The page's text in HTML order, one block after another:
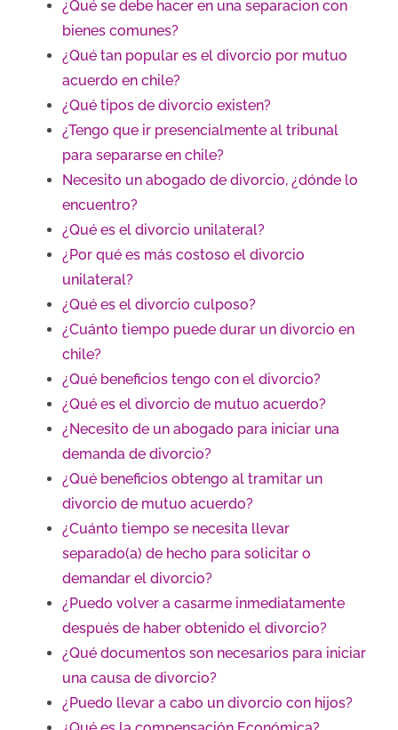
¿Qué se debe hacer en una separacion con
bienes comunes?
¿Qué tan popular es el divorcio por mutuo
acuerdo en chile?
¿Qué tipos de divorcio existen?
¿Tengo que ir presencialmente al tribunal
para separarse en chile?
Necesito un abogado de divorcio, ¿dónde lo
encuentro?
¿Qué es el divorcio unilateral?
¿Por qué es más costoso el divorcio
unilateral?
¿Qué es el divorcio culposo?
¿Cuánto tiempo puede durar un divorcio en
chile?
¿Qué beneficios tengo con el divorcio?
¿Qué es el divorcio de mutuo acuerdo?
¿Necesito de un abogado para iniciar una
demanda de divorcio?
¿Qué beneficios obtengo al tramitar un
divorcio de mutuo acuerdo?
¿Cuánto tiempo se necesita llevar
separado(a) de hecho para solicitar o
demandar el divorcio?
¿Puedo volver a casarme inmediatamente
después de haber obtenido el divorcio?
¿Qué documentos son necesarios para iniciar
una causa de divorcio?
¿Puedo llevar a cabo un divorcio con hijos?